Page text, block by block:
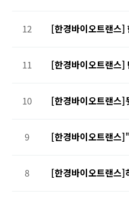
12
[한경바이오트랜스] 한
11
[한경바이오트랜스]
10
[한경바이오트랜스]
9
[한경바이오트랜스
8
[한경바이오트랜스]